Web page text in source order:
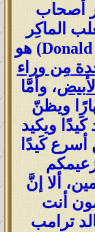
أصحاب
الماكِر
مِن وراء
، وأمَّا
ويظنّ
كَيدًا ويكيد
كَيدًا
ألا إنَّ
أنت
ترامب